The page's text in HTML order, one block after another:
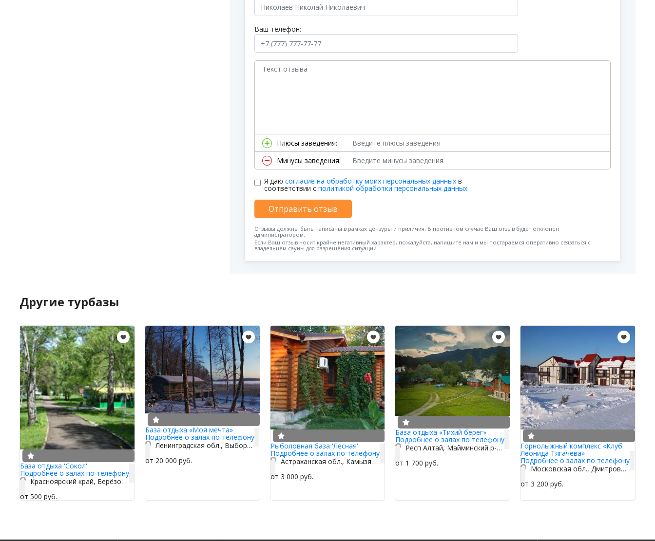
Ваш телефон:
Плюсы заведения:
Минусы заведения:
Я даюсогласие на обработку моих персональных данных в
соответствии сполитикой обработки персональных данных
Отправить отзыв
Отзывы должны быть написаны в рамках цензуры и приличия. В противном случае Ваш отзыв будет отклонен
администратором.
Если Ваш отзыв носит крайне негативный характер, пожалуйста, напишите нам и мы постараемся оперативно связаться с
владельцем сауны для разрешения ситуации.
Другие турбазы
База отдыха 'Сокол'
Подробнее о залах по телефону
Красноярский край, Берёзовский р-н, п. Березовский
от 500 руб.
База отдыха «Моя мечта»
Подробнее о залах по телефону
Ленинградская обл., Выборгский р-н, п. Подборовье
от 20 000 руб.
Рыболовная база 'Лесная'
Подробнее о залах по телефону
Астраханская обл., Камызякский р-н
от 3 000 руб.
База отдыха «Тихий берег»
Подробнее о залах по телефону
Респ Алтай, Майминский р-н, п. Барангол, ул. Чуйская 52
от 1 700 руб.
Горнолыжный комплекс «Клуб
Леонида Тягачева»
Подробнее о залах по телефону
Московская обл., Дмитровский р-н, д. Шуколово
от 3 200 руб.